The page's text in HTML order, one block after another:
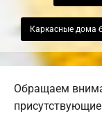
Каркасные дома
Обращаем